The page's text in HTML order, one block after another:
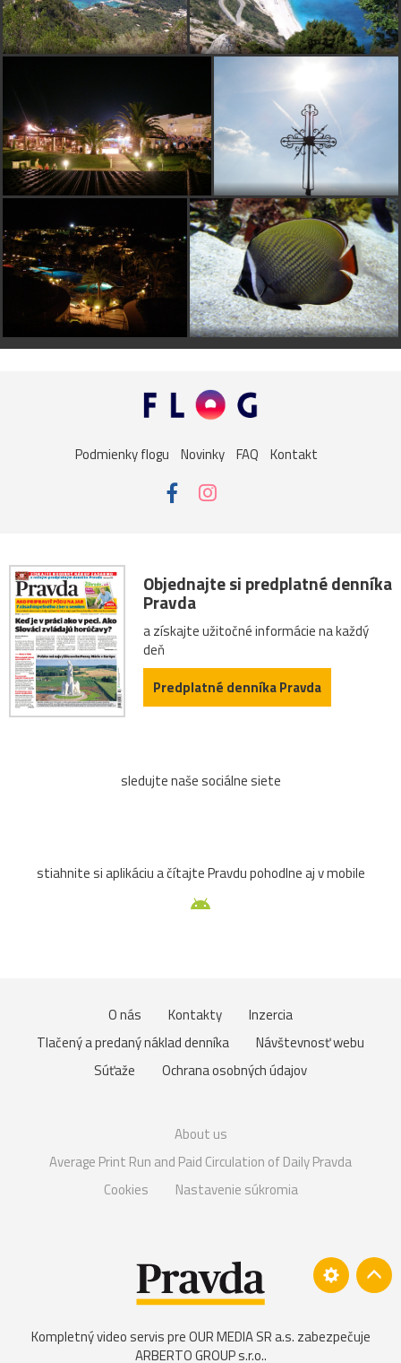
Podmienky flogu Novinky FAQ Kontakt
Objednajte si predplatné denníka
Pravda
a získajte užitočné informácie na každý
deň
Predplatné denníka Pravda
sledujte naše sociálne siete
stiahnite si aplikáciu a čítajte Pravdu pohodlne aj v mobile
O nás Kontakty
Inzercia
Tlačený a predaný náklad denníka
Návštevnosť webu
Súťaže
Ochrana osobných údajov
About us
Average Print Run and Paid Circulation of Daily Pravda
Cookies
Nastavenie súkromia
Kompletný video servis pre OUR MEDIA SR a.s. zabezpečuje
ARBERTO GROUP s.r.o..